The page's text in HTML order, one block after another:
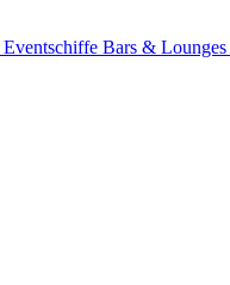
Eventschiffe Bars & Lounges